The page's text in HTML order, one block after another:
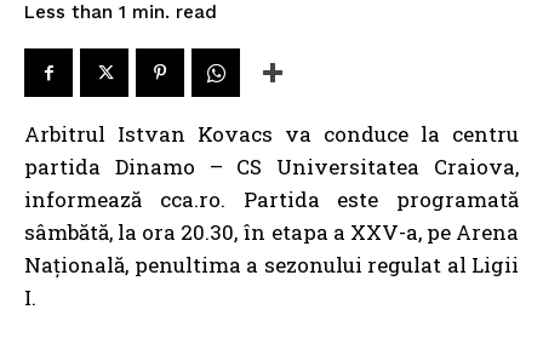
Less than 1 min. read
Arbitrul Istvan Kovacs va conduce la centru
partida Dinamo – CS Universitatea Craiova,
informează cca.ro. Partida este programată
sâmbătă, la ora 20.30, în etapa a XXV-a, pe Arena
Națională, penultima a sezonului regulat al Ligii
I.